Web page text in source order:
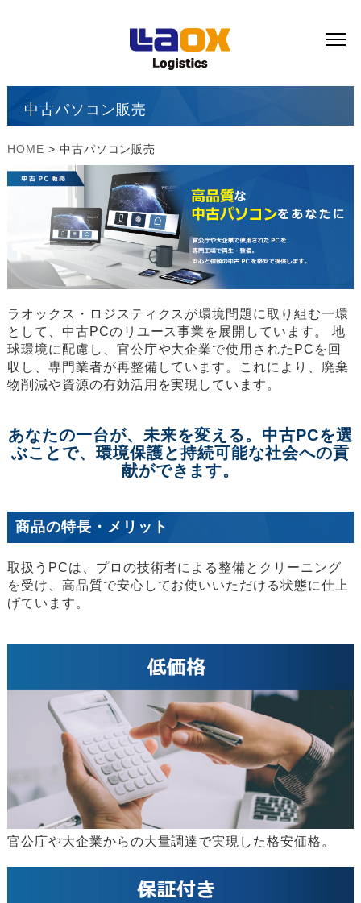
中古パソコン販売
HOME > 中古パソコン販売
ラオックス・ロジスティクスが環境問題に取り組む一環
として、中古PCのリユース事業を展開しています。 地
球環境に配慮し、官公庁や大企業で使用されたPCを回
収し、専門業者が再整備しています。これにより、廃棄
物削減や資源の有効活用を実現しています。
あなたの一台が、未来を変える。中古PCを選
ぶことで、環境保護と持続可能な社会への貢
献ができます。
商品の特長・メリット
取扱うPCは、プロの技術者による整備とクリーニング
を受け、高品質で安心してお使いいただける状態に仕上
げています。
官公庁や大企業からの大量調達で実現した格安価格。